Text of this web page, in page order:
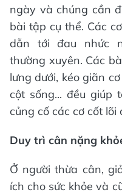
ngày và chúng cần
bài tập cụ thể. Các
dẫn tới đau nhức
thường xuyên. Các
lưng dưới, kéo giãn
cột sống... đều giúp
củng cố các cơ cốt lõi
Duy trì cân nặng
Ở người thừa cân,
ích cho sức khỏe và